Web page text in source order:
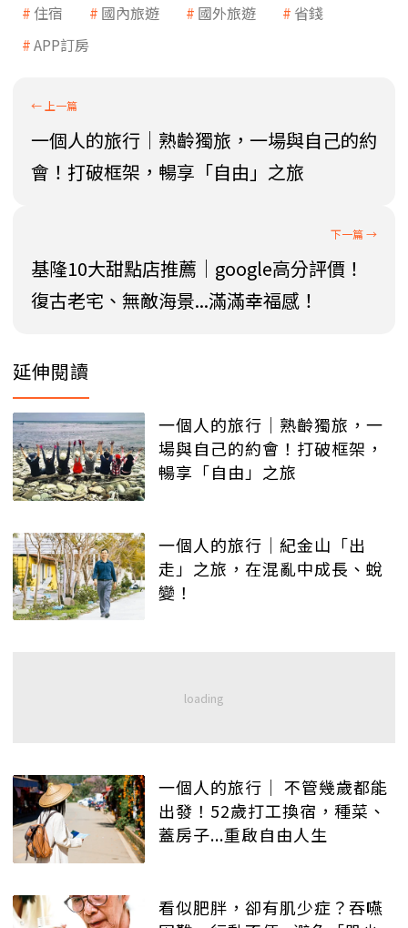
住宿 國內旅遊 國外旅遊
省錢
APP訂房
一個人的旅行│熟齡獨旅，一場與自己的約
會！打破框架，暢享「自由」之旅
基隆10大甜點店推薦│google高分評價！
復古老宅、無敵海景...滿滿幸福感！
延伸閱讀
一個人的旅行│熟齡獨旅，一
場與自己的約會！打破框架，
暢享「自由」之旅
一個人的旅行│紀金山「出
走」之旅，在混亂中成長、蛻
變！
一個人的旅行│ 不管幾歲都能
出發！52歲打工換宿，種菜、
蓋房子...重啟自由人生
看似肥胖，卻有肌少症？吞嚥